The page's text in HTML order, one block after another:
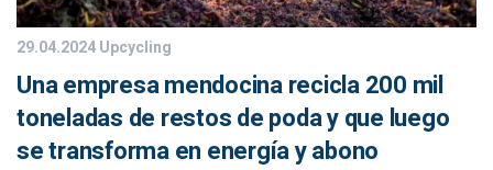
29.04.2024Upcycling
Una empresa mendocina recicla 200 mil
toneladas de restos de poda y que luego
se transforma en energía y abono